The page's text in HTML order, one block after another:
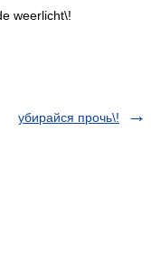
weerlicht\!
убирайся прочь\!